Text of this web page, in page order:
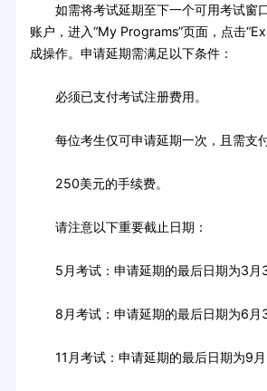
如需将考试延期至下一个可用考试窗
账户，进入“My Programs”页面，点击
成操作。申请延期需满足以下条件：
必须已支付考试注册费用。
每位考生仅可申请延期一次，且需支
250美元的手续费。
请注意以下重要截止日期：
5月考试：申请延期的最后日期为3月
8月考试：申请延期的最后日期为6月
11月考试：申请延期的最后日期为9月